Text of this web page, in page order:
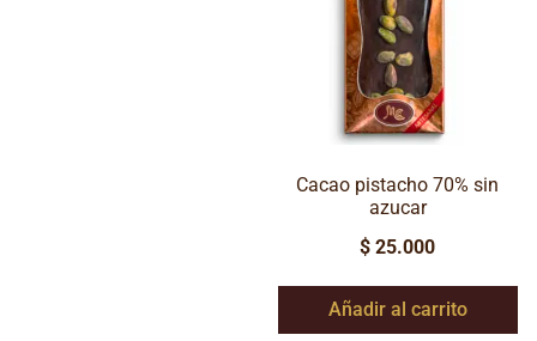
Cacao pistacho 70% sin
azucar
$ 25.000
Añadir al carrito